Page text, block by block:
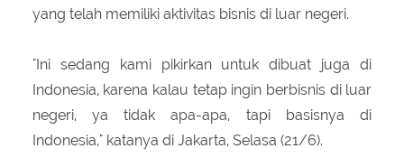
yang telah memiliki aktivitas bisnis di luar negeri.
"Ini sedang kami pikirkan untuk dibuat juga di
Indonesia, karena kalau tetap ingin berbisnis di luar
negeri, ya tidak apa-apa, tapi basisnya di
Indonesia," katanya di Jakarta, Selasa (21/6).